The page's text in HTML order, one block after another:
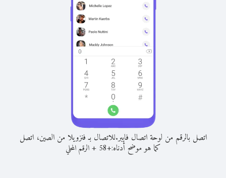
اتصل بالرقم من لوحة اتصال فايبر.للاتصال بـ فنزويلا من الصين، اتصل
كما هو موضح أدناه:+
58
+الرقم المحلي